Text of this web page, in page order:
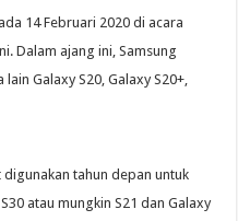
14 Februari 2020 di acara
Dalam ajang ini, Samsung
Galaxy S20, Galaxy S20+,
tahun depan untuk
atau mungkin S21 dan Galaxy